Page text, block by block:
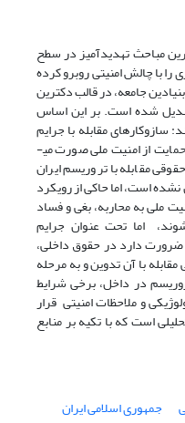
مباحث تهدیدآمیز در سطح
با چالش امنیتی روبرو کرده
جامعه، در قالب دکترین
شده است. بر این اساس
مقابله با جرایم
تروریستی در حقوق ایران که با هدف حمایت از امنیت ملی صورت می­
مقابله با تروریسم ایران
است، اما حاکی از رویکرد
ملی به محاربه، بغی و فساد
اما تحت عنوان جرایم
ضرورت دارد در حقوق داخلی،
با آن تدوین و به مرحله
در داخل، برخی شرایط
و ملاحظات امنیتی قرار
است که با تکیه بر منابع
جمهوری اسلامی ایران